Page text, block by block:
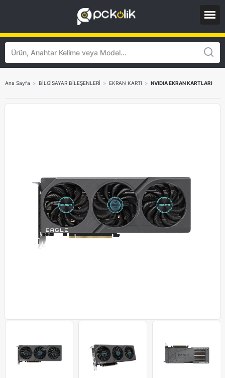
Ana Sayfa > BİLGİSAYAR BİLEŞENLERİ > EKRAN KARTI > NVIDIA EKRAN KARTLARI